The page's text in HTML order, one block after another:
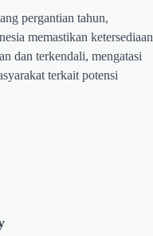
pergantian tahun,
memastikan ketersediaan
dan terkendali, mengatasi
terkait potensi